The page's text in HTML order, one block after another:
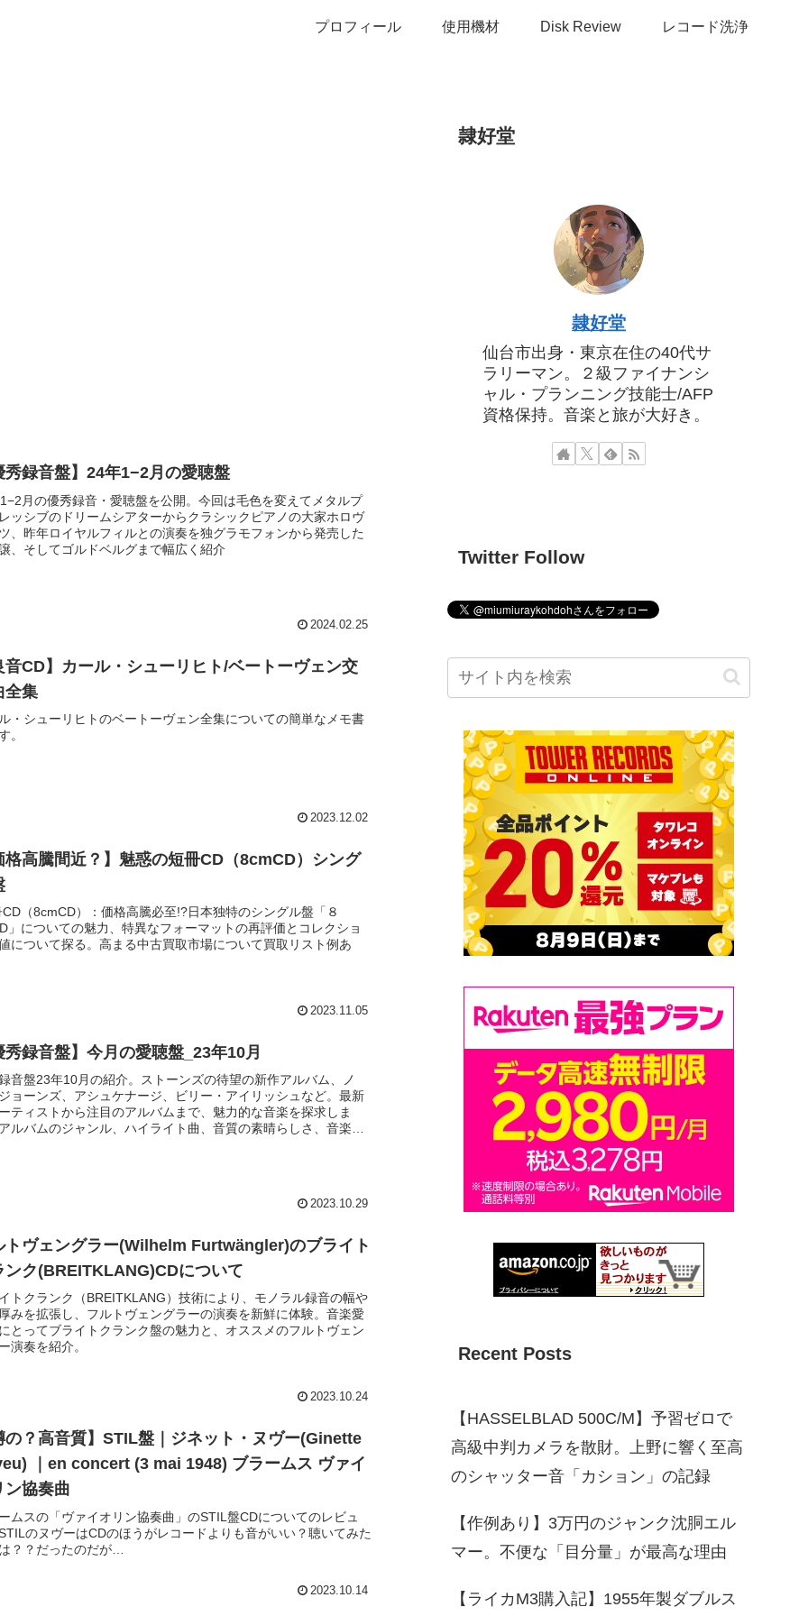
プロフィール 使用機材 Disk Review レコード洗浄
秀録音盤】24年1−2月の愛聴盤
月の優秀録音・愛聴盤を公開。今回は毛色を変えてメタルプ
ッシブのドリームシアターからクラシックピアノの大家ホロヴ
、昨年ロイヤルフィルとの演奏を独グラモフォンから発売した
、そしてゴルドベルグまで幅広く紹介
2024.02.25
音CD】カール・シューリヒト/ベートーヴェン交
全集
・シューリヒトのベートーヴェン全集についての簡単なメモ書
。
2023.12.02
格高騰間近？】魅惑の短冊CD（8cmCD）シング
CD（8cmCD）：価格高騰必至!?日本独特のシングル盤「８
」についての魅力、特異なフォーマットの再評価とコレクショ
について探る。高まる中古買取市場について買取リスト例あ
2023.11.05
秀録音盤】今月の愛聴盤_23年10月
音盤23年10月の紹介。ストーンズの待望の新作アルバム、ノ
ョーンズ、アシュケナージ、ビリー・アイリッシュなど。最新
ティストから注目のアルバムまで、魅力的な音楽を探求しま
ルバムのジャンル、ハイライト曲、音質の素晴らしさ、音楽愛
2023.10.29
トヴェングラー(Wilhelm Furtwängler)のブライト
ンク(BREITKLANG)CDについて
トクランク（BREITKLANG）技術により、モノラル録音の幅や
みを拡張し、フルトヴェングラーの演奏を新鮮に体験。音楽愛
とってブライトクランク盤の魅力と、オススメのフルトヴェン
演奏を紹介。
2023.10.24
の？高音質】STIL盤｜ジネット・ヌヴー(Ginette
｜en concert (3 mai 1948) ブラームス ヴァイ
ン協奏曲
ムスの「ヴァイオリン協奏曲」のSTIL盤CDについてのレビュ
のヌヴーはCDのほうがレコードよりも音がいい？聴いてみた
？？だったのだが…
2023.10.14
隷好堂
隷好堂
仙台市出身・東京在住の40代サ
ラリーマン。２級ファイナンシ
ャル・プランニング技能士/AFP
資格保持。音楽と旅が大好き。
Twitter Follow
Recent Posts
【HASSELBLAD 500C/M】予習ゼロで
高級中判カメラを散財。上野に響く至高
のシャッター音「カション」の記録
【作例あり】3万円のジャンク沈胴エル
マー。不便な「目分量」が最高な理由
【ライカM3購入記】1955年製ダブルス